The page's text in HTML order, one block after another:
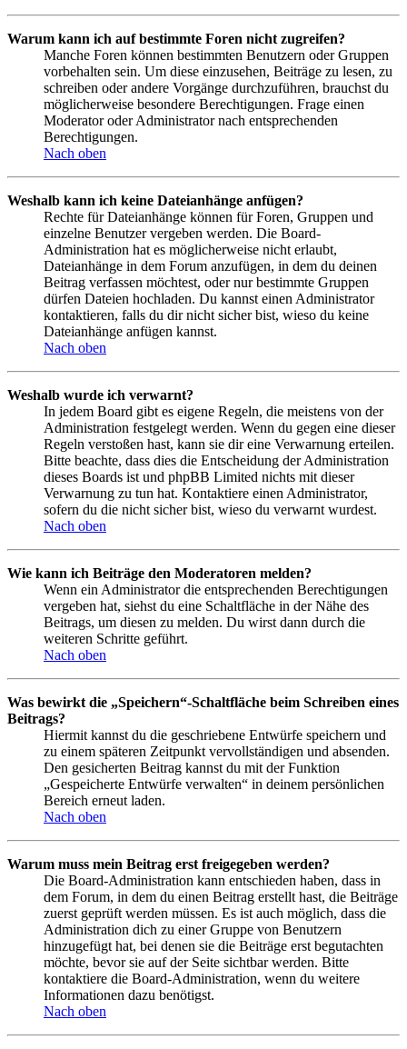
Warum kann ich auf bestimmte Foren nicht zugreifen?
Manche Foren können bestimmten Benutzern oder Gruppen
vorbehalten sein. Um diese einzusehen, Beiträge zu lesen, zu
schreiben oder andere Vorgänge durchzuführen, brauchst du
möglicherweise besondere Berechtigungen. Frage einen
Moderator oder Administrator nach entsprechenden
Berechtigungen.
Nach oben
Weshalb kann ich keine Dateianhänge anfügen?
Rechte für Dateianhänge können für Foren, Gruppen und
einzelne Benutzer vergeben werden. Die Board-
Administration hat es möglicherweise nicht erlaubt,
Dateianhänge in dem Forum anzufügen, in dem du deinen
Beitrag verfassen möchtest, oder nur bestimmte Gruppen
dürfen Dateien hochladen. Du kannst einen Administrator
kontaktieren, falls du dir nicht sicher bist, wieso du keine
Dateianhänge anfügen kannst.
Nach oben
Weshalb wurde ich verwarnt?
In jedem Board gibt es eigene Regeln, die meistens von der
Administration festgelegt werden. Wenn du gegen eine dieser
Regeln verstoßen hast, kann sie dir eine Verwarnung erteilen.
Bitte beachte, dass dies die Entscheidung der Administration
dieses Boards ist und phpBB Limited nichts mit dieser
Verwarnung zu tun hat. Kontaktiere einen Administrator,
sofern du die nicht sicher bist, wieso du verwarnt wurdest.
Nach oben
Wie kann ich Beiträge den Moderatoren melden?
Wenn ein Administrator die entsprechenden Berechtigungen
vergeben hat, siehst du eine Schaltfläche in der Nähe des
Beitrags, um diesen zu melden. Du wirst dann durch die
weiteren Schritte geführt.
Nach oben
Was bewirkt die „Speichern“-Schaltfläche beim Schreiben eines
Beitrags?
Hiermit kannst du die geschriebene Entwürfe speichern und
zu einem späteren Zeitpunkt vervollständigen und absenden.
Den gesicherten Beitrag kannst du mit der Funktion
„Gespeicherte Entwürfe verwalten“ in deinem persönlichen
Bereich erneut laden.
Nach oben
Warum muss mein Beitrag erst freigegeben werden?
Die Board-Administration kann entschieden haben, dass in
dem Forum, in dem du einen Beitrag erstellt hast, die Beiträge
zuerst geprüft werden müssen. Es ist auch möglich, dass die
Administration dich zu einer Gruppe von Benutzern
hinzugefügt hat, bei denen sie die Beiträge erst begutachten
möchte, bevor sie auf der Seite sichtbar werden. Bitte
kontaktiere die Board-Administration, wenn du weitere
Informationen dazu benötigst.
Nach oben